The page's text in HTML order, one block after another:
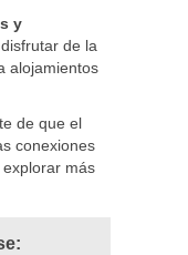
y
de la
alojamientos
de que el
conexiones
más